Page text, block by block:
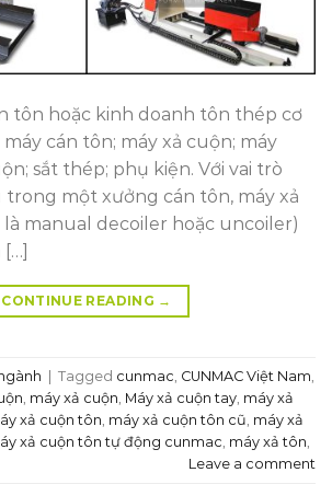
tôn hoặc kinh doanh tôn thép cơ
máy cán tôn; máy xả cuộn; máy
sắt thép; phụ kiện. Với vai trò
một xưởng cán tôn, máy xả
manual decoiler hoặc uncoiler)
CONTINUE READING →
Tagged cunmac CUNMAC Việt Nam
máy xả cuộn Máy xả cuộn tay máy xả
xả cuộn tôn máy xả cuộn tôn cũ máy xả
xả cuộn tôn tự động cunmac máy xả tôn
Leave a comment